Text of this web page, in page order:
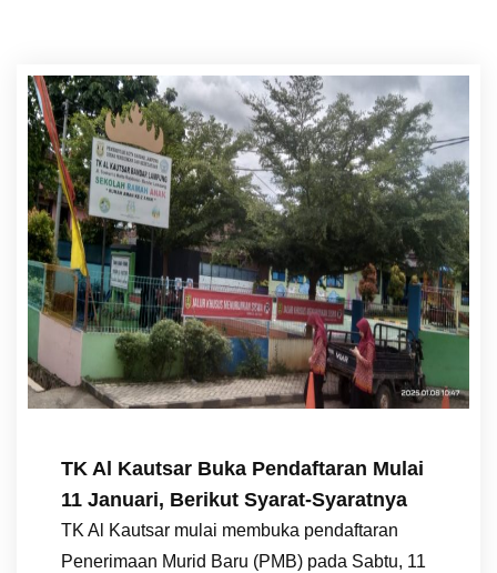
TK Al Kautsar Buka Pendaftaran Mulai
11 Januari, Berikut Syarat-Syaratnya
TK Al Kautsar mulai membuka pendaftaran
Penerimaan Murid Baru (PMB) pada Sabtu, 11